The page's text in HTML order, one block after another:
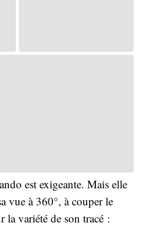
est exigeante. Mais elle
vue à 360°, à couper le
la variété de son tracé :